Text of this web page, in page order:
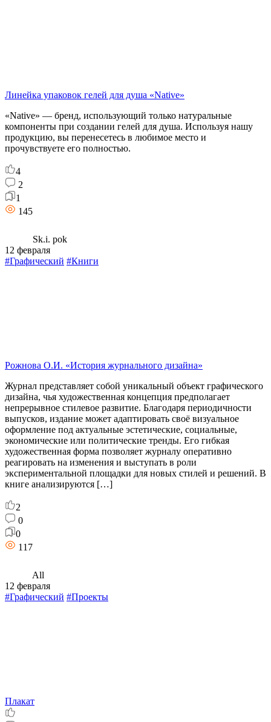
Линейка упаковок гелей для душа «Native»
«Native» — бренд, использующий только натуральные
компоненты при создании гелей для душа. Используя нашу
продукцию, вы перенесетесь в любимое место и
прочувствуете его полностью.
4
2
1
145
Sk.i. pok
12 февраля
#Графический #Книги
Рожнова О.И. «История журнального дизайна»
Журнал представляет собой уникальный объект графического
дизайна, чья художественная концепция предполагает
непрерывное стилевое развитие. Благодаря периодичности
выпусков, издание может адаптировать своё визуальное
оформление под актуальные эстетические, социальные,
экономические или политические тренды. Его гибкая
художественная форма позволяет журналу оперативно
реагировать на изменения и выступать в роли
экспериментальной площадки для новых стилей и решений. В
книге анализируются […]
2
0
0
117
All
12 февраля
#Графический #Проекты
Плакат